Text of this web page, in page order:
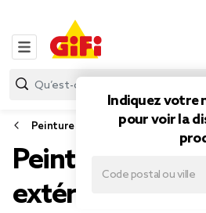
Indiquez votre
pour voir la
Peinture
Peinture
extérieur gris